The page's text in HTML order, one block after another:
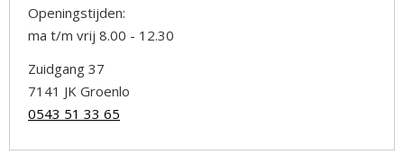
Openingstijden:
ma t/m vrij 8.00 - 12.30
Zuidgang 37
7141 JK Groenlo
0543 51 33 65